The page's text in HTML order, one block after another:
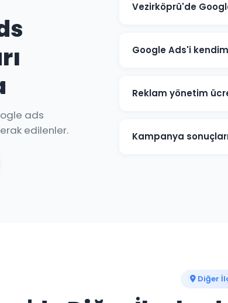
ads
edilenler.
Vezirköprü'de
için 3.000-5.000 TL+
Google Ads'i
Vezirköprü'deki
düşürürken dönüşüm
Reklam yönetim
için minimum yönetim
Kampanya
Diğer